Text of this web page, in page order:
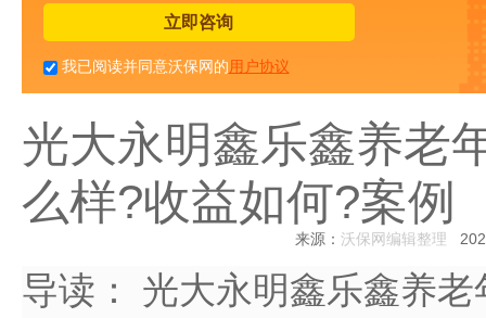
立即咨询
我已阅读并同意沃保网的 用户协议
光大永明鑫乐鑫养老
么样?收益如何?案例
来源： 沃保网编辑整理
导读：
光大永明鑫乐鑫养